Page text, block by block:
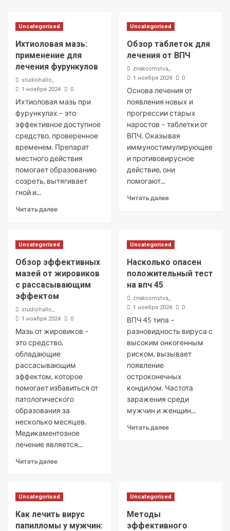
Uncategorised
Ихтиоловая мазь:
применение для
лечения фурункулов
studiohallo_
1 ноября 2024 0
Ихтиоловая мазь при
фурункулах – это
эффективное доступное
средство, проверенное
временем. Препарат
местного действия
помогает образованию
созреть, вытягивает
гной и...
Читать далее
Uncategorised
Обзор таблеток для
лечения от ВПЧ
znakcomstva_
1 ноября 2024 0
Основа лечения от
появления новых и
прогрессии старых
наростов – таблетки от
ВПЧ. Оказывая
иммуностимулирующее
и противовирусное
действие, они
помогают...
Читать далее
Uncategorised
Обзор эффективных
мазей от жировиков
с рассасывающим
эффектом
studiohallo_
1 ноября 2024 0
Мазь от жировиков –
это средство,
обладающие
рассасывающим
эффектом, которое
помогает избавиться от
патологического
образования за
несколько месяцев.
Медикаментозное
лечение является...
Читать далее
Uncategorised
Насколько опасен
положительный тест
на впч 45
znakcomstva_
1 ноября 2024 0
ВПЧ 45 типа –
разновидность вируса с
высоким онкогенным
риском, вызывает
появление
остроконечных
кондилом. Частота
заражения среди
мужчин и женщин...
Читать далее
Uncategorised
Как лечить вирус
папилломы у мужчин:
Uncategorised
Методы
эффективного